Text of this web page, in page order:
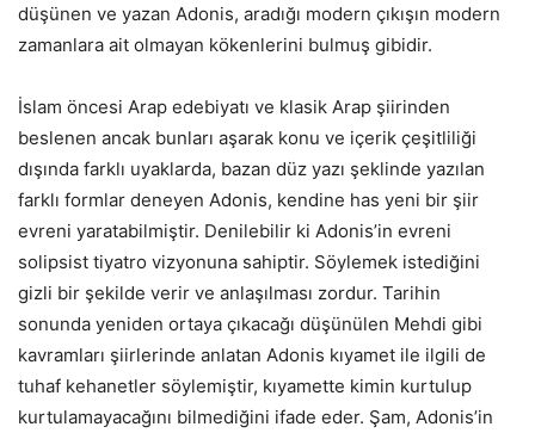
düşünen ve yazan Adonis, aradığı modern çıkışın modern
zamanlara ait olmayan kökenlerini bulmuş gibidir.
İslam öncesi Arap edebiyatı ve klasik Arap şiirinden
beslenen ancak bunları aşarak konu ve içerik çeşitliliği
dışında farklı uyaklarda, bazan düz yazı şeklinde yazılan
farklı formlar deneyen Adonis, kendine has yeni bir şiir
evreni yaratabilmiştir. Denilebilir ki Adonis’in evreni
solipsist tiyatro vizyonuna sahiptir. Söylemek istediğini
gizli bir şekilde verir ve anlaşılması zordur. Tarihin
sonunda yeniden ortaya çıkacağı düşünülen Mehdi gibi
kavramları şiirlerinde anlatan Adonis kıyamet ile ilgili de
tuhaf kehanetler söylemiştir, kıyamette kimin kurtulup
kurtulamayacağını bilmediğini ifade eder. Şam, Adonis’in